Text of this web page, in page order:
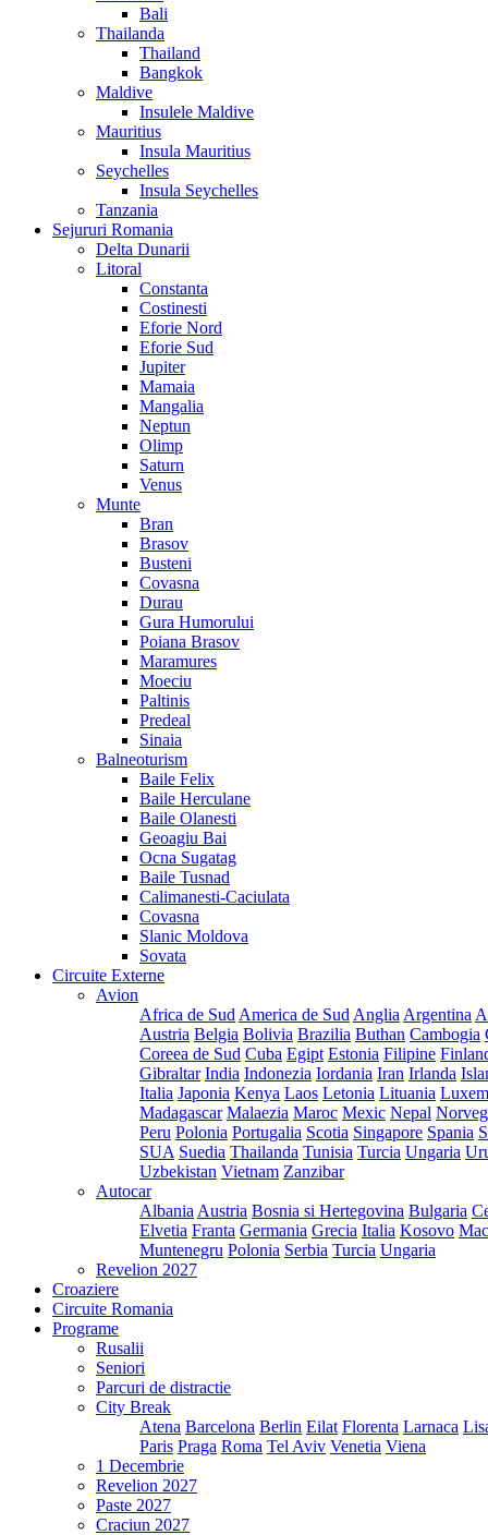
Bali
Thailanda
Thailand
Bangkok
Maldive
Insulele Maldive
Mauritius
Insula Mauritius
Seychelles
Insula Seychelles
Tanzania
Sejururi Romania
Delta Dunarii
Litoral
Constanta
Costinesti
Eforie Nord
Eforie Sud
Jupiter
Mamaia
Mangalia
Neptun
Olimp
Saturn
Venus
Munte
Bran
Brasov
Busteni
Covasna
Durau
Gura Humorului
Poiana Brasov
Maramures
Moeciu
Paltinis
Predeal
Sinaia
Balneoturism
Baile Felix
Baile Herculane
Baile Olanesti
Geoagiu Bai
Ocna Sugatag
Baile Tusnad
Calimanesti-Caciulata
Covasna
Slanic Moldova
Sovata
Circuite Externe
Avion
Africa de Sud America de Sud Anglia Argentina
Austria Belgia Bolivia Brazilia Buthan Cambogia
Coreea de Sud Cuba Egipt Estonia Filipine
Gibraltar India Indonezia Iordania Iran Irlanda
Italia Japonia Kenya Laos Letonia Lituania
Madagascar Malaezia Maroc Mexic Nepal
Peru Polonia Portugalia Scotia Singapore Spania
SUA Suedia Thailanda Tunisia Turcia Ungaria
Uzbekistan Vietnam Zanzibar
Autocar
Albania Austria Bosnia si Hertegovina Bulgaria
Elvetia Franta Germania Grecia Italia Kosovo
Muntenegru Polonia Serbia Turcia Ungaria
Revelion 2027
Croaziere
Circuite Romania
Programe
Rusalii
Seniori
Parcuri de distractie
City Break
Atena Barcelona Berlin Eilat Florenta Larnaca
Paris Praga Roma Tel Aviv Venetia Viena
1 Decembrie
Revelion 2027
Paste 2027
Craciun 2027